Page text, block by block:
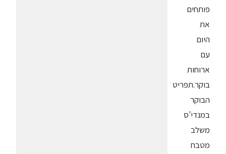
פותחים
את
היום
עם
ארוחות
בוקר.תפריט
הבוקר
במנדי'ס
משלב
מטבח